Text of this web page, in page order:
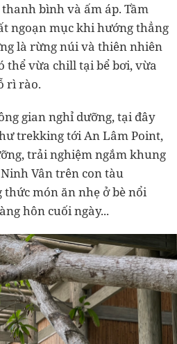
bình và ấm áp. Tầm
ngoạn mục khi hướng thẳng
là rừng núi và thiên nhiên
thể vừa chill tại bể bơi, vừa
rì rào.
gian nghỉ dưỡng, tại đây
trekking tới An Lâm Point,
trải nghiệm ngắm khung
Vân trên con tàu
món ăn nhẹ ở bè nổi
hôn cuối ngày...